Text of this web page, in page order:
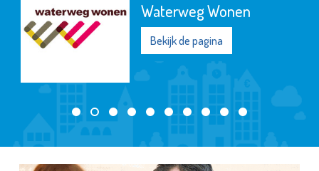
Naut
Bekijk de pagina